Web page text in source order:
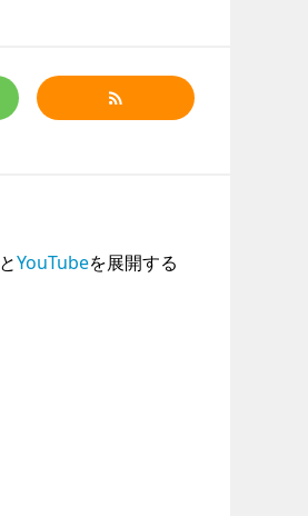
とYouTubeを展開する